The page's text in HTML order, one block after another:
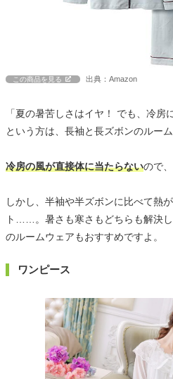
この商品を見る 出典：Amazon
「夏の暑苦しさはイヤ！ でも、冷房
という方は、長袖と長ズボンのルー
冷房の風が直接体に当たらないので
しかし、半袖や半ズボンに比べて熱
ト……。暑さも寒さもどちらも解決
のルームウェアもおすすめですよ。
ワンピース